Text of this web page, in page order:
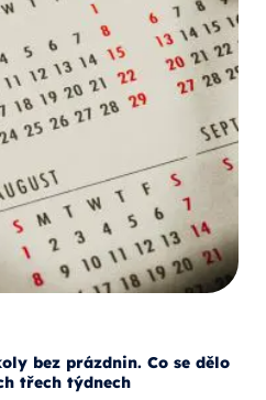
bez prázdnin. Co se dělo
třech týdnech